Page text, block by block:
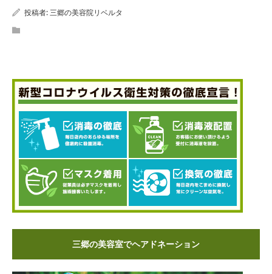
投稿者:三郷の美容院リベルタ
三郷の美容室でヘアドネーション